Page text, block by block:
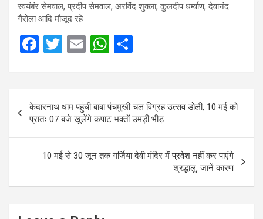
स्वयंबंर सेमवाल, प्रदीप सेमवाल, अरविंद शुक्ला, कुलदीप धर्म्वाण, देवानंद
गैरोला आदि मौजूद रहे
F
b
o
o
k
T
er
E
W
s
A
p
p
e
Post
navigation
केदारनाथ धाम पहुंची बाबा पंचमुखी चल विग्रह उत्सव डोली, 10 मई को
प्रातः 07 बजे खुलेंगे कपाट भक्तों उमड़ी भीड़
10 मई से 30 जून तक गर्जिया देवी मंदिर में प्रवेश नहीं कर पाएंगे
श्रद्धालु, जानें कारण